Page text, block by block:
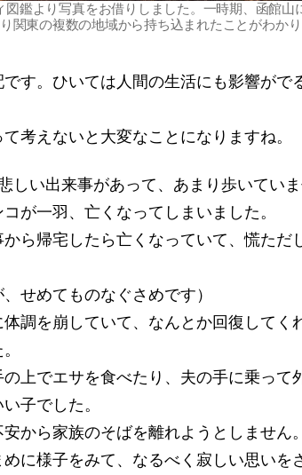
鑑より写真をお借りしました。一時期、函館山
関東の複数の地域から持ち込まれたことがわかり
す。ひいては人間の生活にも影響がで
考えないと大変なことになりますね。
しい出来事があって、あまり歩いていま
が一羽、亡くなってしまいました。
ら帰宅したら亡くなっていて、慌ただ
せめてものなぐさめです）
調を崩していて、なんとか回復してく
上でエサを食べたり、夫の手に乗って
子でした。
から家族のそばを離れようとしません。
に様子をみて、なるべく寂しい思いを